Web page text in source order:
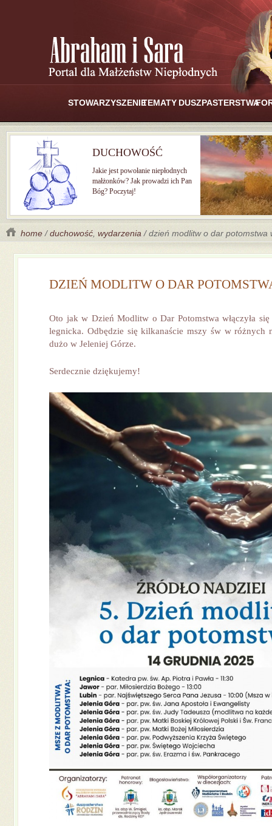
STOWARZYSZENIETEMATY DUSZPASTERSTWA
DUCHOWOŚĆ
Jakie jest powołanie niepłodnych
małżonków? Jak prowadzi ich Pan
Bóg? Poczytaj!
home /duchowość wydarzenia / dzień modlitw o dar potomstwa
DZIEŃ MODLITW O DAR
Oto jak w Dzień Modlitw o Dar Potomstwa włączyła
legnicka. Odbędzie się kilkanaście mszy św w różnych
dużo w Jeleniej Górze.
Serdecznie dziękujemy!